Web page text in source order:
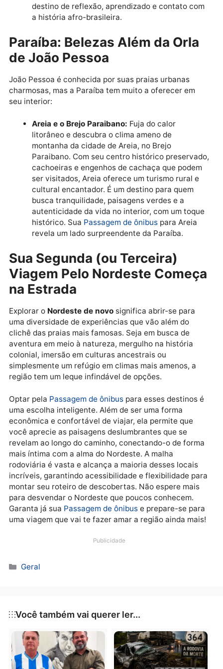
charmoso centro colonial, casarões antigos e
igrejas barrocas. A cidade respira história e
cultura ribeirinha, sendo um contraponto
fascinante às praias. Passeios de barco pelo
Velho Chico complementam a visita. A
histórico.
União dos Palmares e a Serra da Barriga:
uma viagem com profundo significado
e cultural, explore União dos Palmares, onde
localiza o Parque Memorial Quilombo dos
Palmares, na Serra da Barriga. Esse local foi o
refúgio de Zumbi dos Palmares e hoje é um
símbolo da resistência e da liberdade. É um
destino de reflexão, aprendizado e contato
a história afro-brasileira.
Paraíba: Belezas Além da Orla
de João Pessoa
João Pessoa é conhecida por suas praias urbanas
charmosas, mas a Paraíba tem muito a oferecer em
seu interior:
Areia e o Brejo Paraibano:Fuja do calor
litorâneo e descubra o clima ameno de
montanha da cidade de Areia, no Brejo
Paraibano. Com seu centro histórico
cachoeiras e engenhos de cachaça que
ser visitados, Areia oferece um turismo rural e
cultural encantador. É um destino para quem
busca tranquilidade, paisagens verdes e a
autenticidade da vida no interior, com um
histórico. SuaPassagem de ônibuspara Areia
revela um lado surpreendente da Paraíba.
Sua Segunda (ou Terceira)
Viagem Pelo Nordeste
na Estrada
Explorar oNordeste de novosignifica abrir-se para
clichê das praias mais famosas. Seja em busca de
colonial, imersão em culturas ancestrais ou
Optar pelaPassagem de ônibuspara esses destinos
uma escolha inteligente. Além de ser uma forma
econômica e confortável de viajar, ela permite que
você aprecie as paisagens deslumbrantes que se
revelam ao longo do caminho, conectando-o de